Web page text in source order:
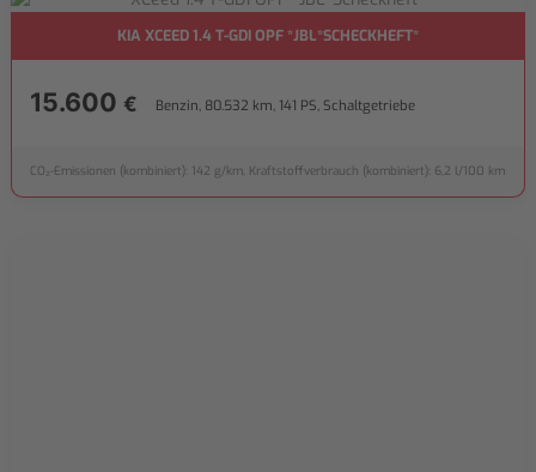
KIA XCEED 1.4 T-GDI OPF *JBL*SCHECKHEFT*
15.600 € Benzin, 80.532 km, 141 PS, Schaltgetriebe
CO₂-Emissionen (kombiniert): 142 g/km, Kraftstoffverbrauch (kombiniert): 6,2 l/100 km